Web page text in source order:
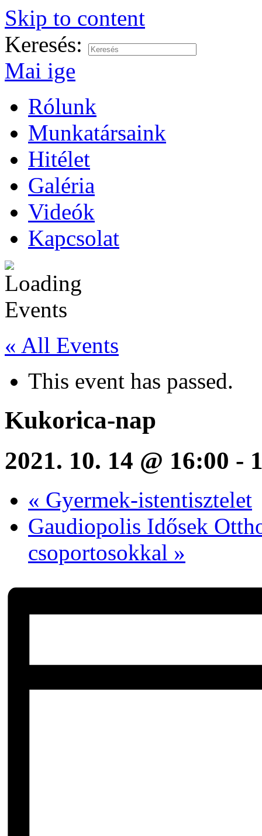
Skip to content
Keresés:
Mai ige
Rólunk
Munkatársaink
Hitélet
Galéria
Videók
Kapcsolat
« All Events
This event has passed.
Kukorica-nap
2021. 10. 14 @ 16:00 -
« Gyermek-istentisztelet
Gaudiopolis Idősek
csoportosokkal »